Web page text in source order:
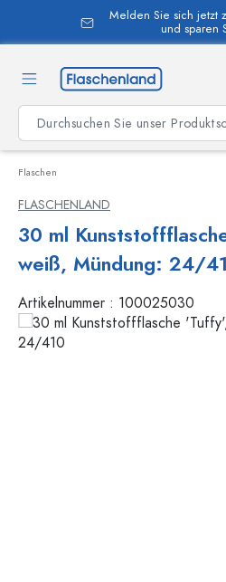
springen
Melden Sie sich jetzt
und sparen
Flaschen
FLASCHENLAND
30 ml
weiß, Mündung: 24/
Artikelnummer : 100025030